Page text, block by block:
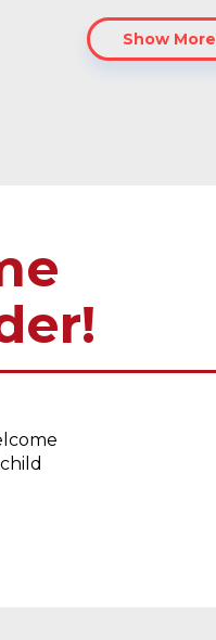
Show More